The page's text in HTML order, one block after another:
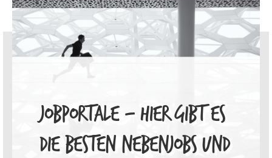
JOBPORTALE – HIER GIBT ES
DIE BESTEN NEBENJOBS UND